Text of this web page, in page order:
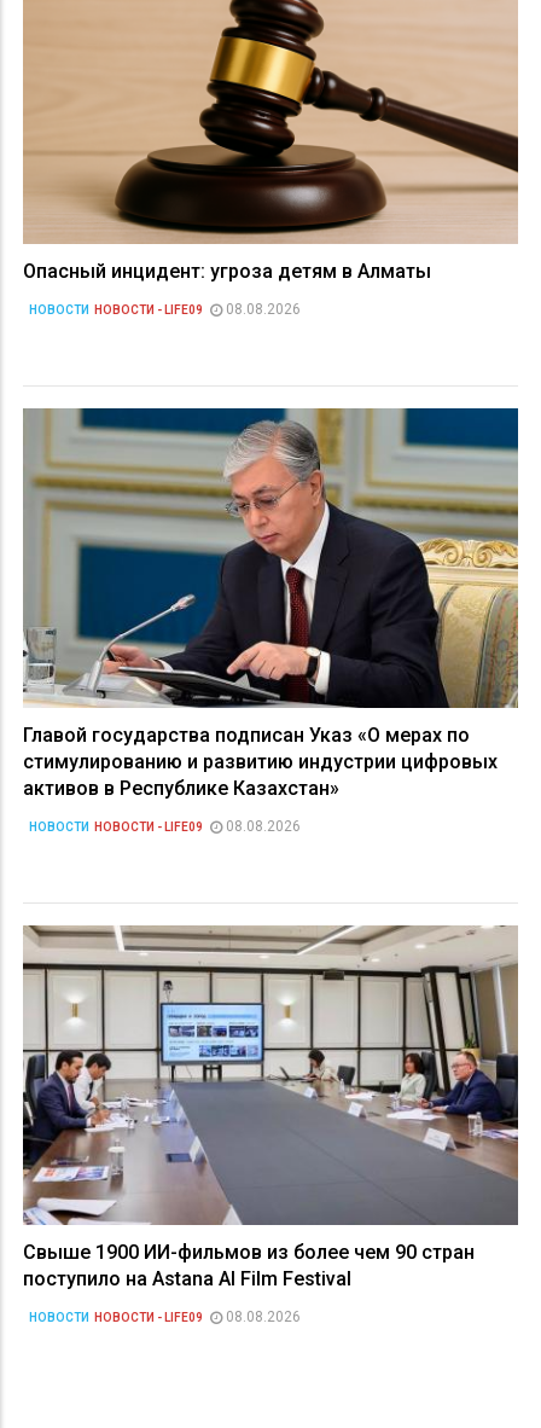
Опасный инцидент: угроза детям в Алматы
НОВОСТИ НОВОСТИ - LIFE09 08.08.2026
Главой государства подписан Указ «О мерах по
стимулированию и развитию индустрии цифровых
активов в Республике Казахстан»
НОВОСТИ НОВОСТИ - LIFE09 08.08.2026
Свыше 1900 ИИ-фильмов из более чем 90 стран
поступило на Astana AI Film Festival
НОВОСТИ НОВОСТИ - LIFE09 08.08.2026